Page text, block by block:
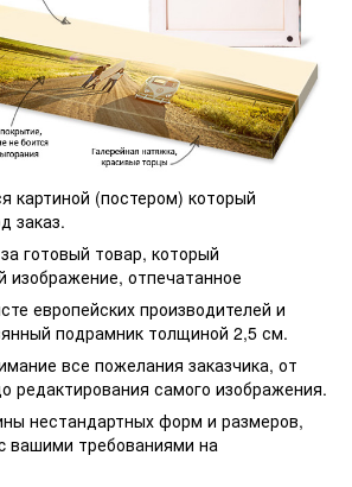
картиной (постером) который
заказ.
готовый товар, который
изображение, отпечатанное
европейских производителей и
подрамник толщиной 2,5 см.
все пожелания заказчика, от
редактирования самого изображения.
нестандартных форм и размеров,
вашими требованиями на